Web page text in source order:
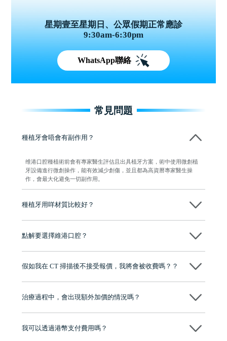
星期壹至星期日、公眾假期正常應診
9:30am-6:30pm
WhatsApp聯絡
常見問題
種植牙會唔會有副作用？
维港口腔種植術前會有專家醫生評估且出具植牙方案，術中使用微創植
牙設備進行微創操作，能有效減少創傷，並且都為高資曆專家醫生操
作，會最大化避免一切副作用。
種植牙用咩材質比較好？
點解要選擇維港口腔？
牌」、「2025香港企業領袖品牌」，是諾貝爾種植系統全球放心植牙中
至今已服務超過三十個國家和地區的顧客，受到粵港澳大灣區及周邊城
市市民極高的口碑評價及信任推薦 珠海、深圳設有八大分院，香港亦設
有咨詢及服務保障中心，有任何問題都可以隨時預約免費咨詢，讓人十
假如我在 CT 掃描後不接受報價，我將會被收費嗎？？
治療過程中，會出現額外加價的情況嗎？
我可以透過港幣支付費用嗎？